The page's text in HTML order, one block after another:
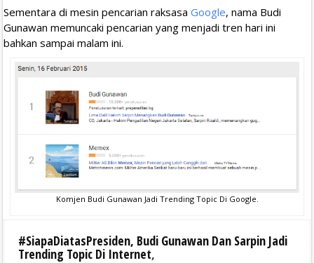
Sementara di mesin pencarian raksasa Google, nama Budi
Gunawan memuncaki pencarian yang menjadi tren hari ini
bahkan sampai malam ini.
Komjen Budi Gunawan Jadi Trending Topic Di Google.
#SiapaDiatasPresiden, Budi Gunawan Dan Sarpin Jadi
Trending Topic Di Internet,